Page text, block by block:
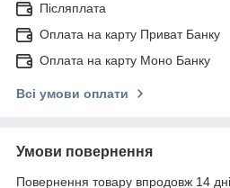
Післяплата
Оплата на карту Приват Банку
Оплата на карту Моно Банку
Всі умови оплати
Умови повернення
Повернення товару впродовж 14